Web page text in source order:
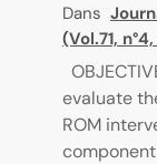
Dans
(Vol.71,
evaluate
ROM